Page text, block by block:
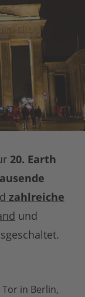
20. Earth
zahlreiche
und
in Berlin,